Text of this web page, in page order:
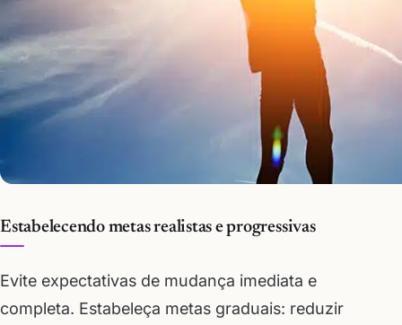
Estabelecendo metas realistas e progressivas
Evite expectativas de mudança imediata e
completa. Estabeleça metas graduais: reduzir